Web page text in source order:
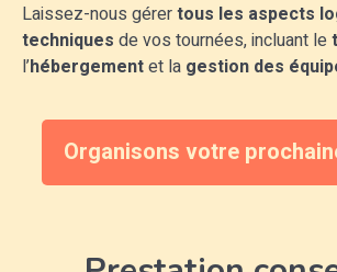
Laissez-nous gérertous les aspects
techniques de vos tournées, incluant le
l’hébergementet la gestion des
Organisons votre